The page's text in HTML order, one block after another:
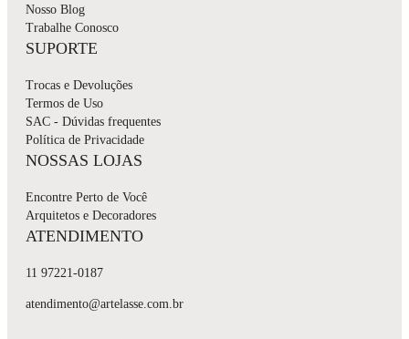
Nosso Blog
Trabalhe Conosco
SUPORTE
Trocas e Devoluções
Termos de Uso
SAC - Dúvidas frequentes
Política de Privacidade
NOSSAS LOJAS
Encontre Perto de Você
Arquitetos e Decoradores
ATENDIMENTO
11 97221-0187
atendimento@artelasse.com.br